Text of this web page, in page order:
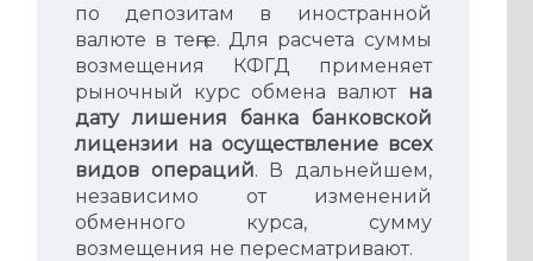
по депозитам в иностранной
валюте в теңге. Для расчета суммы
возмещения КФГД применяет
рыночный курс обмена валют на
дату лишения банка банковской
лицензии на осуществление всех
видов операций. В дальнейшем,
независимо от изменений
обменного курса, сумму
возмещения не пересматривают.